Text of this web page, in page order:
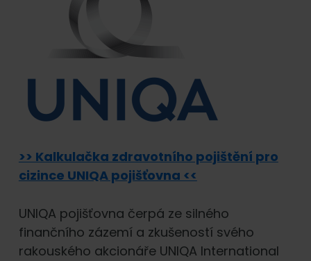
>> Kalkulačka zdravotního pojištění pro
cizince UNIQA pojišťovna <<
UNIQA pojišťovna čerpá ze silného
finančního zázemí a zkušeností svého
rakouského akcionáře UNIQA International